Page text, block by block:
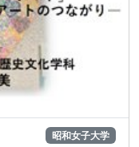
昭和女子大学